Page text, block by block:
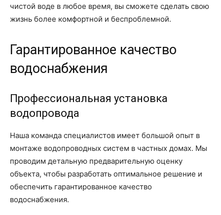
чистой воде в любое время, вы сможете сделать свою
жизнь более комфортной и беспроблемной.
Гарантированное качество
водоснабжения
Профессиональная установка
водопровода
Наша команда специалистов имеет большой опыт в
монтаже водопроводных систем в частных домах. Мы
проводим детальную предварительную оценку
объекта, чтобы разработать оптимальное решение и
обеспечить гарантированное качество
водоснабжения.